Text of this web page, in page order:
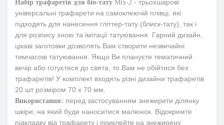
Набір трафаретів для біо-тату Mix-2 - трьохшарові
універсальні трафарети на самоклеючій плівці , які
підходять для нанесення гліттер-тату (блиск-тату), так і
для розпису хною та імітації татуювання. Гарний дизайн,
цікаві заготовки дозволять Вам створити незвичайні
тимчасові татуювання. Якщо Ви плануєте тематичний
вечір або готуєтеся до свята, то Вам не обійтися без
трафаретів! У комплект входять різні дизайни трафаретів
20 шт розміром 70 х 70 мм
Використання: перед застосуванням знежирити ділянку
шкіри, на який буде наноситися малюнок. Відокремте
підкладку від трафарету і приклейте на знежирену